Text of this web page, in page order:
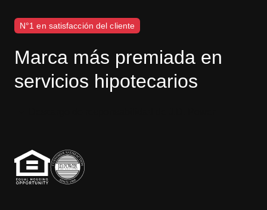
N°1 en satisfacción del cliente
Marca más premiada en
servicios hipotecarios